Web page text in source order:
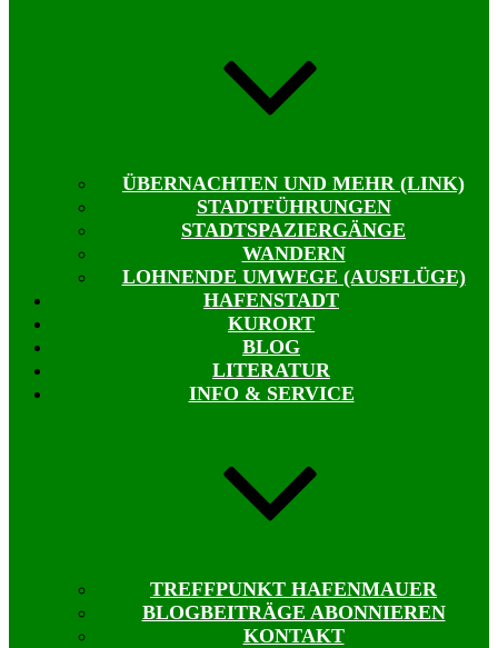
ÜBERNACHTEN UND MEHR (LINK)
STADTFÜHRUNGEN
STADTSPAZIERGÄNGE
WANDERN
LOHNENDE UMWEGE (AUSFLÜGE)
HAFENSTADT
KURORT
BLOG
LITERATUR
INFO & SERVICE
TREFFPUNKT HAFENMAUER
BLOGBEITRÄGE ABONNIEREN
KONTAKT